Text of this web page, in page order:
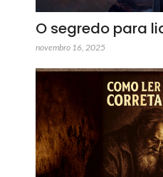
O segredo para
novembro 16, 2025